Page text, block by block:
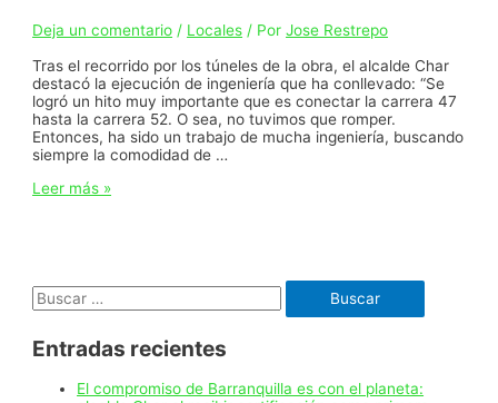
Deja un comentario / Locales / PorJose Restrepo
Tras el recorrido por los túneles de la obra, el alcalde Char
destacó la ejecución de ingeniería que ha conllevado: “Se
logró un hito muy importante que es conectar la carrera 47
hasta la carrera 52. O sea, no tuvimos que romper.
Entonces, ha sido un trabajo de mucha ingeniería, buscando
siempre la comodidad de …
Alcalde
canalización
de
calle
Leer más »
Buscar:
Entradas recientes
El compromiso de Barranquilla es con el planeta: